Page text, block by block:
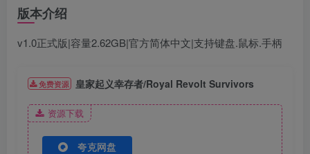
版本介绍
v1.0正式版|容量2.62GB|官方简体中文|支持键盘.鼠标.手柄
免费资源 皇家起义幸存者/Royal Revolt Survivors
资源下载
夸克网盘